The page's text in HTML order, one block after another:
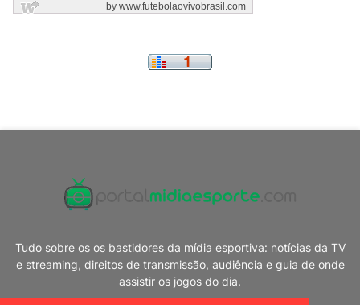
Tudo sobre os os bastidores da mídia esportiva: notícias da TV
e streaming, direitos de transmissão, audiência e guia de onde
assistir os jogos do dia.